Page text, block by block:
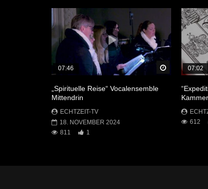
Später
07:46
„Spirituelle Reise“ Vocalensemble
Mittendrin
ECHTZEIT-TV
18. NOVEMBER 2024
811
1
07:02
612